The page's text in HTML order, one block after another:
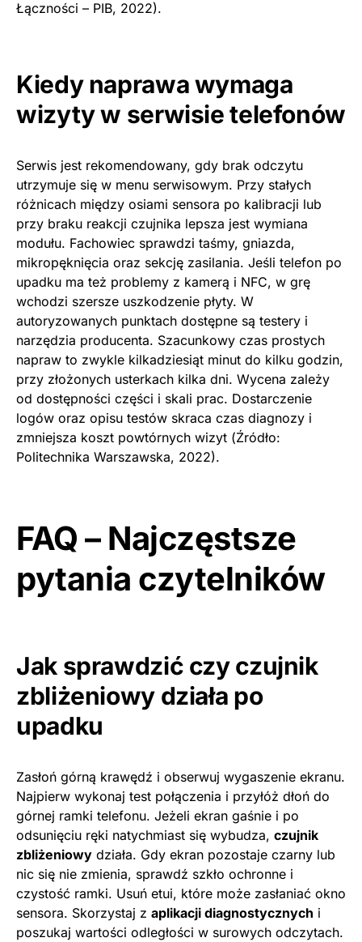
Łączności – PIB, 2022).
Kiedy naprawa wymaga
wizyty w serwisie telefonów
Serwis jest rekomendowany, gdy brak odczytu
utrzymuje się w menu serwisowym. Przy stałych
różnicach między osiami sensora po kalibracji lub
przy braku reakcji czujnika lepsza jest wymiana
modułu. Fachowiec sprawdzi taśmy, gniazda,
mikropęknięcia oraz sekcję zasilania. Jeśli telefon po
upadku ma też problemy z kamerą i NFC, w grę
wchodzi szersze uszkodzenie płyty. W
autoryzowanych punktach dostępne są testery i
narzędzia producenta. Szacunkowy czas prostych
napraw to zwykle kilkadziesiąt minut do kilku godzin,
przy złożonych usterkach kilka dni. Wycena zależy
od dostępności części i skali prac. Dostarczenie
logów oraz opisu testów skraca czas diagnozy i
zmniejsza koszt powtórnych wizyt (Źródło:
Politechnika Warszawska, 2022).
FAQ – Najczęstsze
pytania czytelników
Jak sprawdzić czy czujnik
zbliżeniowy działa po
upadku
Zasłoń górną krawędź i obserwuj wygaszenie ekranu.
Najpierw wykonaj test połączenia i przyłóż dłoń do
górnej ramki telefonu. Jeżeli ekran gaśnie i po
odsunięciu ręki natychmiast się wybudza, czujnik
zbliżeniowy działa. Gdy ekran pozostaje czarny lub
nic się nie zmienia, sprawdź szkło ochronne i
czystość ramki. Usuń etui, które może zasłaniać okno
sensora. Skorzystaj z aplikacji diagnostycznych i
poszukaj wartości odległości w surowych odczytach.